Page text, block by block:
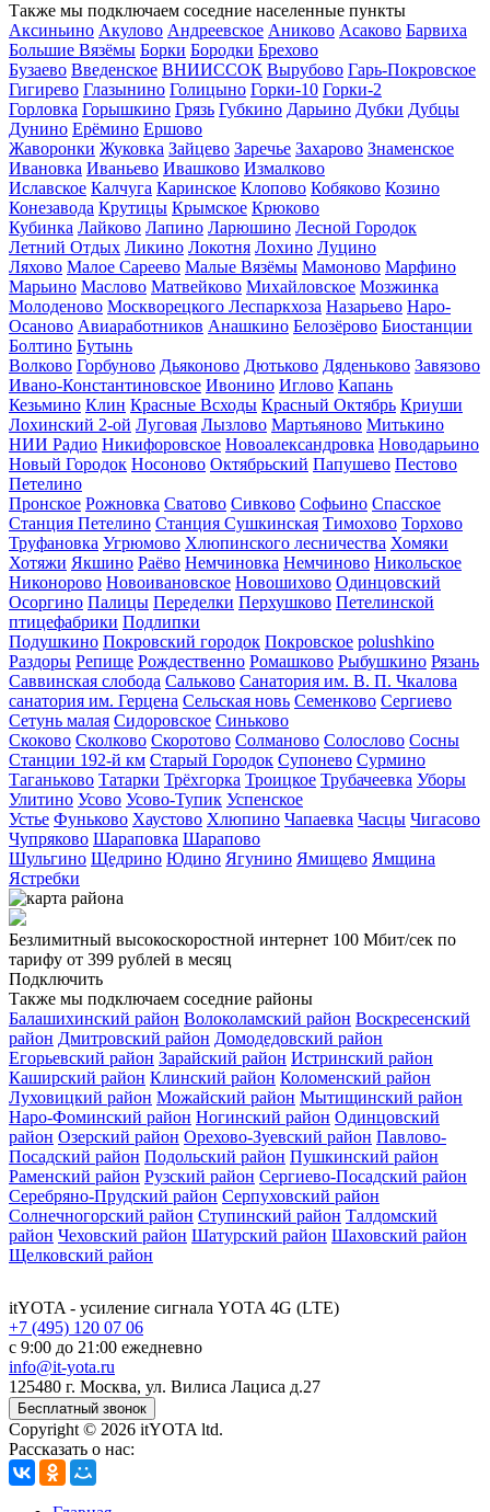
Также мы подключаем соседние населенные пункты
Аксиньино Акулово Андреевское Аниково Асаково Барвиха
Большие Вязёмы Борки Бородки Брехово
Бузаево Введенское ВНИИССОК Вырубово Гарь-Покровское
Гигирево Глазынино Голицыно Горки-10 Горки-2
Горловка Горышкино Грязь Губкино Дарьино Дубки Дубцы
Дунино Ерёмино Ершово
Жаворонки Жуковка Зайцево Заречье Захарово Знаменское
Ивановка Иваньево Ивашково Измалково
Иславское Калчуга Каринское Клопово Кобяково Козино
Конезавода Крутицы Крымское Крюково
Кубинка Лайково Лапино Ларюшино Лесной Городок
Летний Отдых Ликино Локотня Лохино Луцино
Ляхово Малое Сареево Малые Вязёмы Мамоново Марфино
Марьино Маслово Матвейково Михайловское Мозжинка
Молоденово Москворецкого Леспаркхоза Назарьево Наро-
Осаново Авиаработников Анашкино Белозёрово Биостанции
Болтино Бутынь
Волково Горбуново Дьяконово Дютьково Дяденьково Завязово
Ивано-Константиновское Ивонино Иглово Капань
Кезьмино Клин Красные Всходы Красный Октябрь Криуши
Лохинский 2-ой Луговая Лызлово Мартьяново Митькино
НИИ Радио Никифоровское Новоалександровка Новодарьино
Новый Городок Носоново Октябрьский Папушево Пестово
Петелино
Пронское Рожновка Сватово Сивково Софьино Спасское
Станция Петелино Станция Сушкинская Тимохово Торхово
Труфановка Угрюмово Хлюпинского лесничества Хомяки
Хотяжи Якшино Раёво Немчиновка Немчиново Никольское
Никонорово Новоивановское Новошихово Одинцовский
Осоргино Палицы Переделки Перхушково Петелинской
птицефабрики Подлипки
Подушкино Покровский городок Покровское polushkino
Раздоры Репище Рождественно Ромашково Рыбушкино Рязань
Саввинская слобода Сальково Санатория им. В. П. Чкалова
санатория им. Герцена Сельская новь Семенково Сергиево
Сетунь малая Сидоровское Синьково
Скоково Сколково Скоротово Солманово Солослово Сосны
Станции 192-й км Старый Городок Супонево Сурмино
Таганьково Татарки Трёхгорка Троицкое Трубачеевка Уборы
Улитино Усово Усово-Тупик Успенское
Устье Фуньково Хаустово Хлюпино Чапаевка Часцы Чигасово
Чупряково Шараповка Шарапово
Шульгино Щедрино Юдино Ягунино Ямищево Ямщина
Ястребки
Безлимитный высокоскоростной интернет 100 Мбит/сек по
тарифу от 399 рублей в месяц
Подключить
Также мы подключаем соседние районы
Балашихинский район Волоколамский район Воскресенский
район Дмитровский район Домодедовский район
Егорьевский район Зарайский район Истринский район
Каширский район Клинский район Коломенский район
Луховицкий район Можайский район Мытищинский район
Наро-Фоминский район Ногинский район Одинцовский
район Озерский район Орехово-Зуевский район Павлово-
Посадский район Подольский район Пушкинский район
Раменский район Рузский район Сергиево-Посадский район
Серебряно-Прудский район Серпуховский район
Солнечногорский район Ступинский район Талдомский
район Чеховский район Шатурский район Шаховский район
Щелковский район
itYOTA - усиление сигнала YOTA 4G (LTE)
+7 (495) 120 07 06
с 9:00 до 21:00 ежедневно
info@it-yota.ru
125480 г. Москва, ул. Вилиса Лациса д.27
Бесплатный звонок
Copyright © 2026 itYOTA ltd.
Рассказать о нас: